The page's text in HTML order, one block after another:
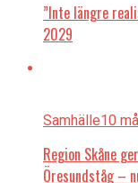
”Inte längre
2029
Samhälle10
Region Skåne
Öresundståg –